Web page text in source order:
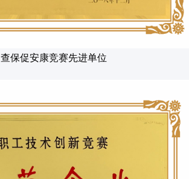
查保促安康竞赛先进单位